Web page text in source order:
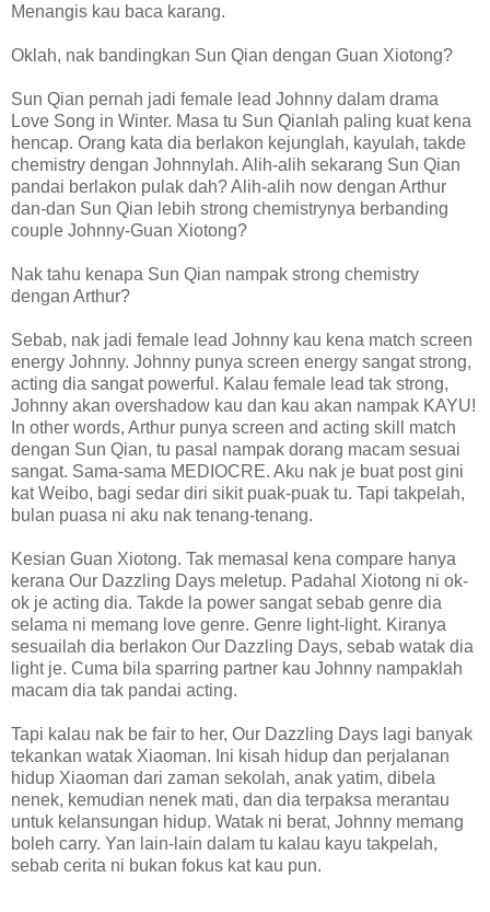
Menangis kau baca karang.
Oklah, nak bandingkan Sun Qian dengan Guan Xiotong?
Sun Qian pernah jadi female lead Johnny dalam drama
Love Song in Winter. Masa tu Sun Qianlah paling kuat kena
hencap. Orang kata dia berlakon kejunglah, kayulah, takde
chemistry dengan Johnnylah. Alih-alih sekarang Sun Qian
pandai berlakon pulak dah? Alih-alih now dengan Arthur
dan-dan Sun Qian lebih strong chemistrynya berbanding
couple Johnny-Guan Xiotong?
Nak tahu kenapa Sun Qian nampak strong chemistry
dengan Arthur?
Sebab, nak jadi female lead Johnny kau kena match screen
energy Johnny. Johnny punya screen energy sangat strong,
acting dia sangat powerful. Kalau female lead tak strong,
Johnny akan overshadow kau dan kau akan nampak KAYU!
In other words, Arthur punya screen and acting skill match
dengan Sun Qian, tu pasal nampak dorang macam sesuai
sangat. Sama-sama MEDIOCRE. Aku nak je buat post gini
kat Weibo, bagi sedar diri sikit puak-puak tu. Tapi takpelah,
bulan puasa ni aku nak tenang-tenang.
Kesian Guan Xiotong. Tak memasal kena compare hanya
kerana Our Dazzling Days meletup. Padahal Xiotong ni ok-
ok je acting dia. Takde la power sangat sebab genre dia
selama ni memang love genre. Genre light-light. Kiranya
sesuailah dia berlakon Our Dazzling Days, sebab watak dia
light je. Cuma bila sparring partner kau Johnny nampaklah
macam dia tak pandai acting.
Tapi kalau nak be fair to her, Our Dazzling Days lagi banyak
tekankan watak Xiaoman. Ini kisah hidup dan perjalanan
hidup Xiaoman dari zaman sekolah, anak yatim, dibela
nenek, kemudian nenek mati, dan dia terpaksa merantau
untuk kelansungan hidup. Watak ni berat, Johnny memang
boleh carry. Yan lain-lain dalam tu kalau kayu takpelah,
sebab cerita ni bukan fokus kat kau pun.